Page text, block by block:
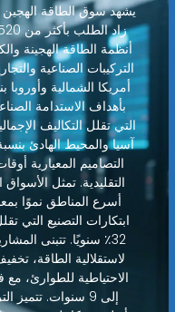
يشهد سوق الطاقة
التركيبات الصناعية
بأهداف الاستدامة
التقليدية. تمثل
ابتكارات التصنيع التي
32٪ سنويًا. تتبنى
لاستقلالية الطاقة،
إلى 9 سنوات.